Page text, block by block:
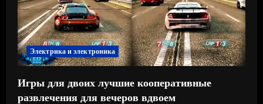
Электрика и электроника
Игры для двоих лучшие кооперативные
развлечения для вечеров вдвоем